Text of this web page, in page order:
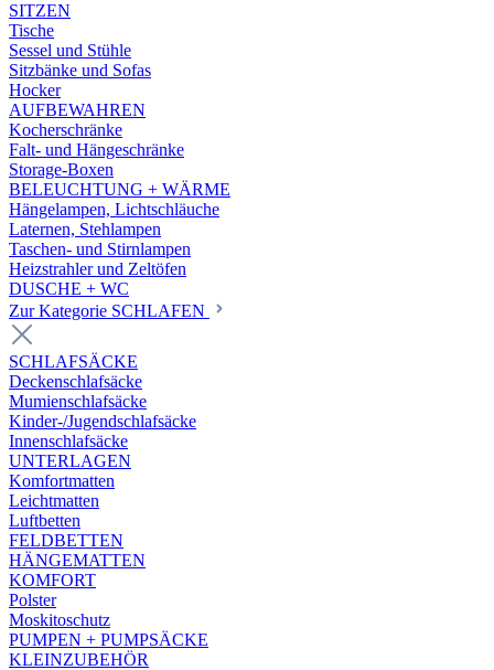
SITZEN
Tische
Sessel und Stühle
Sitzbänke und Sofas
Hocker
AUFBEWAHREN
Kocherschränke
Falt- und Hängeschränke
Storage-Boxen
BELEUCHTUNG + WÄRME
Hängelampen, Lichtschläuche
Laternen, Stehlampen
Taschen- und Stirnlampen
Heizstrahler und Zeltöfen
DUSCHE + WC
Zur Kategorie SCHLAFEN
SCHLAFSÄCKE
Deckenschlafsäcke
Mumienschlafsäcke
Kinder-/Jugendschlafsäcke
Innenschlafsäcke
UNTERLAGEN
Komfortmatten
Leichtmatten
Luftbetten
FELDBETTEN
HÄNGEMATTEN
KOMFORT
Polster
Moskitoschutz
PUMPEN + PUMPSÄCKE
KLEINZUBEHÖR